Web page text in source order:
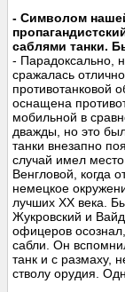
- Символом
саблями танки.
- Парадоксально,
сражалась
противотанковой
оснащена
мобильной в
дважды, но это
танки внезапно
случай имел
Венгловой, когда
немецкое
лучших XX века.
Жукровский и
офицеров
сабли. Он
танк и с размаху,
стволу орудия.